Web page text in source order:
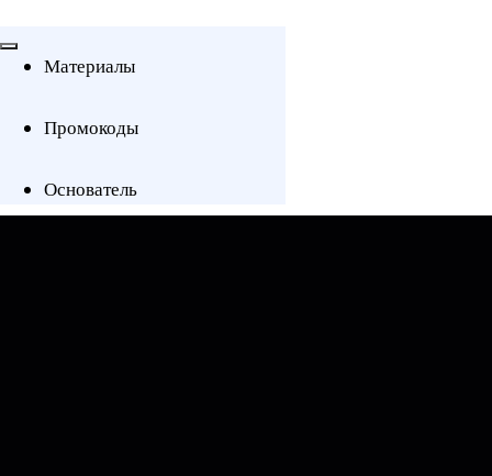
Материалы
Промокоды
Основатель